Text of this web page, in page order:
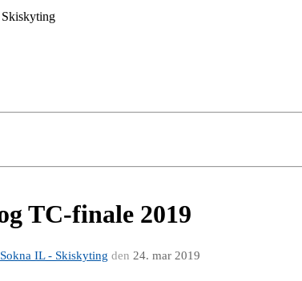
TC-finale 2019
Sokna IL - Skiskyting den 24. mar 2019